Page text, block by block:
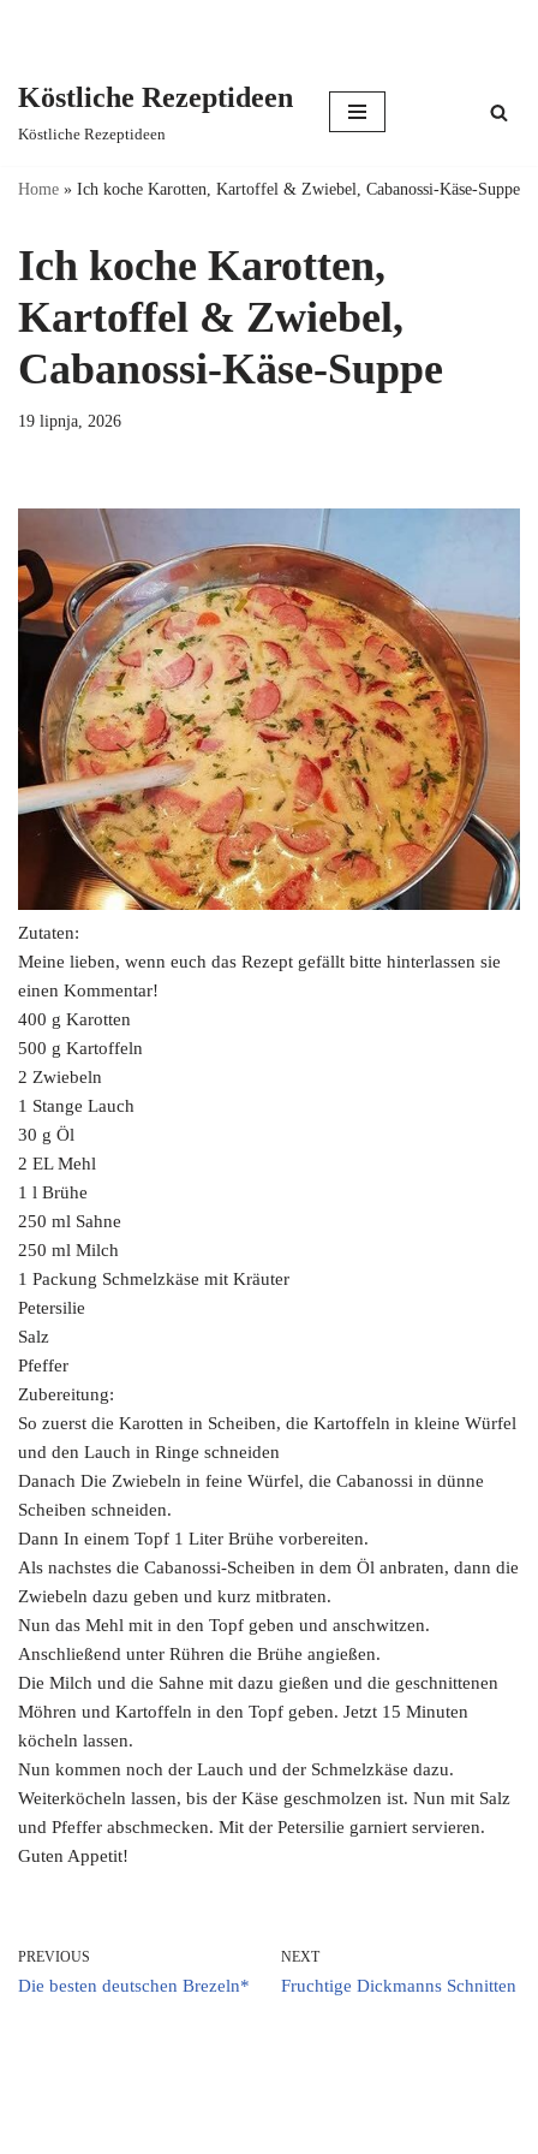
content
Köstliche Rezeptideen
Köstliche Rezeptideen
Home » Ich koche Karotten, Kartoffel & Zwiebel, Cabanossi-Käse-Suppe
Ich koche Karotten,
Kartoffel & Zwiebel,
Cabanossi-Käse-Suppe
19 lipnja, 2026
Zutaten:
Meine lieben, wenn euch das Rezept gefällt bitte hinterlassen sie
einen Kommentar!
400 g Karotten
500 g Kartoffeln
2 Zwiebeln
1 Stange Lauch
30 g Öl
2 EL Mehl
1 l Brühe
250 ml Sahne
250 ml Milch
1 Packung Schmelzkäse mit Kräuter
Petersilie
Salz
Pfeffer
Zubereitung:
So zuerst die Karotten in Scheiben, die Kartoffeln in kleine Würfel
und den Lauch in Ringe schneiden
Danach Die Zwiebeln in feine Würfel, die Cabanossi in dünne
Scheiben schneiden.
Dann In einem Topf 1 Liter Brühe vorbereiten.
Als nachstes die Cabanossi-Scheiben in dem Öl anbraten, dann die
Zwiebeln dazu geben und kurz mitbraten.
Nun das Mehl mit in den Topf geben und anschwitzen.
Anschließend unter Rühren die Brühe angießen.
Die Milch und die Sahne mit dazu gießen und die geschnittenen
Möhren und Kartoffeln in den Topf geben. Jetzt 15 Minuten
köcheln lassen.
Nun kommen noch der Lauch und der Schmelzkäse dazu.
Weiterköcheln lassen, bis der Käse geschmolzen ist. Nun mit Salz
und Pfeffer abschmecken. Mit der Petersilie garniert servieren.
Guten Appetit!
PREVIOUS
Die besten deutschen Brezeln*
NEXT
Fruchtige Dickmanns Schnitten